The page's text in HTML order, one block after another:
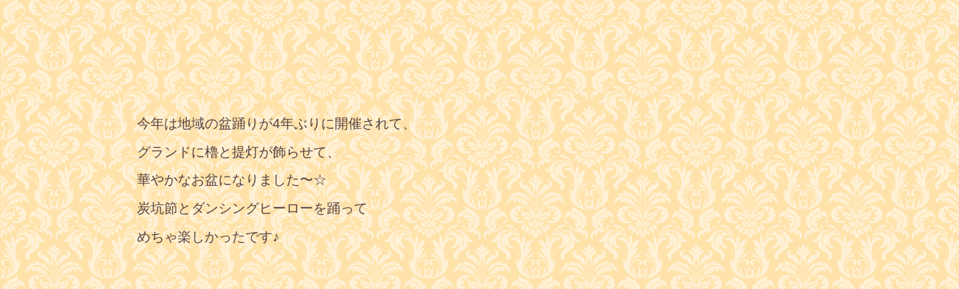
今年は地域の盆踊りが4年ぶりに開催されて、
グランドに櫓と提灯が飾らせて、
華やかなお盆になりました〜☆
炭坑節とダンシングヒーローを踊って
めちゃ楽しかったです♪